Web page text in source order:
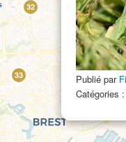
32
33 Publié par
Catégories :